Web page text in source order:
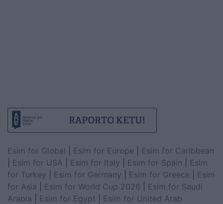
Esim for Global Esim for Europe
Esim for Caribbean
Esim for USA Esim for Italy Esim for Spain
Esim
for Turkey
Esim for Germany Esim for Greece
Esim
for Asia
Esim for World Cup 2026
Esim for Saudi
Arabia
Esim for Egypt
Esim for United Arab